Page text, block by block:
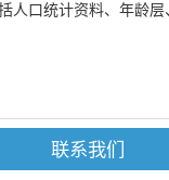
人口统计资料、年龄
员工流失率
联系我们